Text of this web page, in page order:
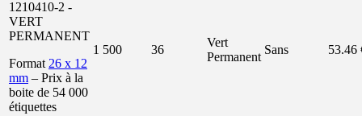
1210410-2 -
VERT
PERMANENT
Format 26 x 12
mm – Prix à la
boite de 54 000
étiquettes
1 500 36
Vert
Permanent
Sans 53.46